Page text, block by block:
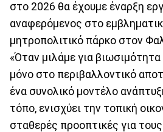
στο 2026 θα έχουμε έναρξη
αναφερόμενος στο
μητροπολιτικό πάρκο στον
«Όταν μιλάμε για
μόνο στο περιβαλλοντικό
ένα συνολικό μοντέλο
τόπο, ενισχύει την τοπική
σταθερές προοπτικές για